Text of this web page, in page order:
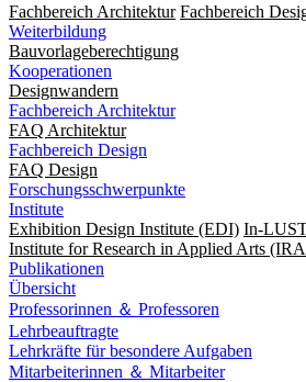
Fachbereich Architektur Fachbereich
Weiterbildung
Bauvorlageberechtigung
Kooperationen
Designwandern
Fachbereich Architektur
FAQ Architektur
Fachbereich Design
FAQ Design
Forschungsschwerpunkte
Institute
Exhibition Design Institute (EDI) In-
Institute for Research in Applied Arts
Publikationen
Übersicht
Professorinnen ＆ Professoren
Lehrbeauftragte
Lehrkräfte für besondere Aufgaben
Mitarbeiterinnen ＆ Mitarbeiter